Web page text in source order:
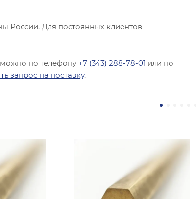
России. Для постоянных клиентов
можно по телефону +7 (343) 288-78-01 или по
запрос на поставку.
ГОСТ, ТУ
ГОСТ 1628-2019
Диаметр, мм